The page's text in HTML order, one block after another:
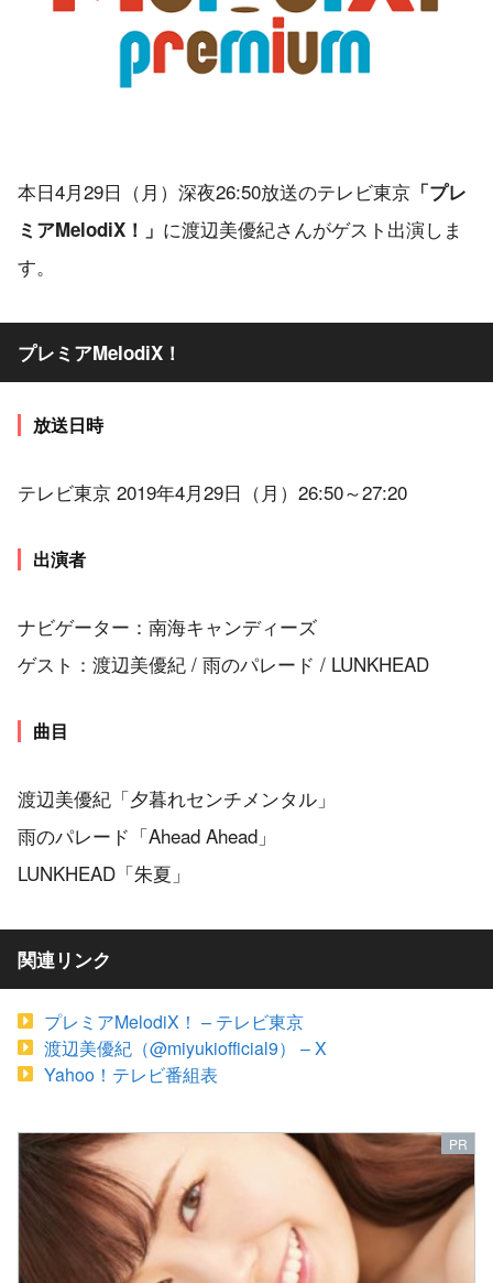
本日4月29日（月）深夜26:50放送のテレビ東京 「プレ
ミアMelodiX！」 に渡辺美優紀さんがゲスト出演しま
す。
プレミアMelodiX！
放送日時
テレビ東京 2019年4月29日（月）26:50～27:20
出演者
ナビゲーター：南海キャンディーズ
ゲスト：渡辺美優紀 / 雨のパレード / LUNKHEAD
曲目
渡辺美優紀「夕暮れセンチメンタル」
雨のパレード「Ahead Ahead」
LUNKHEAD「朱夏」
関連リンク
プレミアMelodiX！ – テレビ東京
渡辺美優紀（@miyukiofficial9） – X
Yahoo！テレビ番組表